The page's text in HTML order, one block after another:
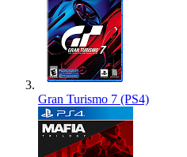
Gran Turismo 7 (PS4)